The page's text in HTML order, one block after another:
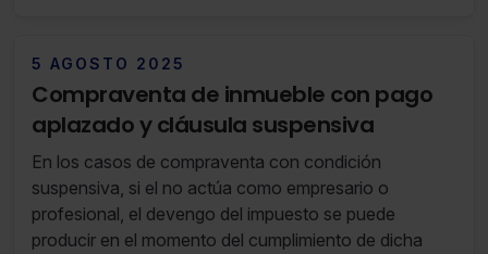
5 AGOSTO 2025
Compraventa de inmueble con pago
aplazado y cláusula suspensiva
En los casos de compraventa con condición
suspensiva, si el no actúa como empresario o
profesional, el devengo del impuesto se puede
producir en el momento del cumplimiento de dicha